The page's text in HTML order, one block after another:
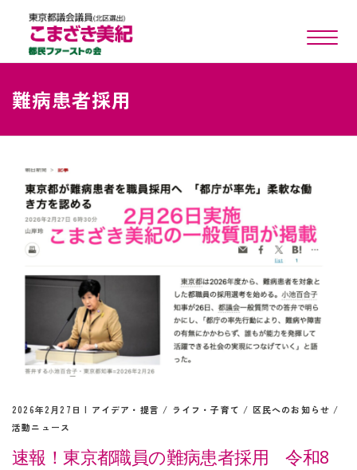
toggle
難病患者採用
2026年2月27日 | アイデア・提言 / ライフ・子育て / 区民へのお知らせ /
活動ニュース
速報！東京都職員の難病患者採用 令和8